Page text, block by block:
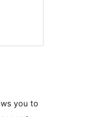
you to